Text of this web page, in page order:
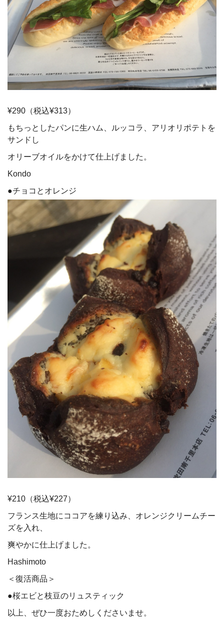
¥290（税込¥313）
もちっとしたパンに生ハム、ルッコラ、アリオリポテトを
サンドし
オリーブオイルをかけて仕上げました。
Kondo
●チョコとオレンジ
¥210（税込¥227）
フランス生地にココアを練り込み、オレンジクリームチー
ズを入れ、
爽やかに仕上げました。
Hashimoto
＜復活商品＞
●桜エビと枝豆のリュスティック
以上、ぜひ一度おためしくださいませ。